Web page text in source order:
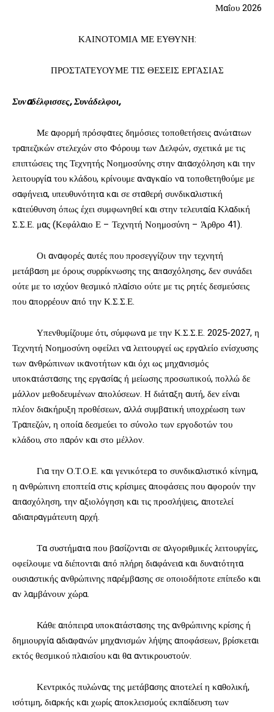
Μαΐου 2026
ΚΑΙΝΟΤΟΜΙΑ ΜΕ ΕΥΘΥΝΗ:
ΠΡΟΣΤΑΤΕΥΟΥΜΕ ΤΙΣ ΘΕΣΕΙΣ ΕΡΓΑΣΙΑΣ
Συναδέλφισσες, Συνάδελφοι,
Με αφορμή πρόσφατες δημόσιες τοποθετήσεις ανώτατων
τραπεζικών στελεχών στο Φόρουμ των Δελφών, σχετικά με τις
επιπτώσεις της Τεχνητής Νοημοσύνης στην απασχόληση και την
λειτουργία του κλάδου, κρίνουμε αναγκαίο να τοποθετηθούμε με
σαφήνεια, υπευθυνότητα και σε σταθερή συνδικαλιστική
κατεύθυνση όπως έχει συμφωνηθεί και στην τελευταία Κλαδική
Σ.Σ.Ε. μας (Κεφάλαιο Ε – Τεχνητή Νοημοσύνη – Άρθρο 41).
Οι αναφορές αυτές που προσεγγίζουν την τεχνητή
μετάβαση με όρους συρρίκνωσης της απασχόλησης, δεν συνάδει
ούτε με το ισχύον θεσμικό πλαίσιο ούτε με τις ρητές δεσμεύσεις
που απορρέουν από την Κ.Σ.Σ.Ε.
Υπενθυμίζουμε ότι, σύμφωνα με την Κ.Σ.Σ.Ε. 2025-2027, η
Τεχνητή Νοημοσύνη οφείλει να λειτουργεί ως εργαλείο ενίσχυσης
των ανθρώπινων ικανοτήτων και όχι ως μηχανισμός
υποκατάστασης της εργασίας ή μείωσης προσωπικού, πολλώ δε
μάλλον μεθοδευμένων απολύσεων. Η διάταξη αυτή, δεν είναι
πλέον διακήρυξη προθέσεων, αλλά συμβατική υποχρέωση των
Τραπεζών, η οποία δεσμεύει το σύνολο των εργοδοτών του
κλάδου, στο παρόν και στο μέλλον.
Για την Ο.Τ.Ο.Ε. και γενικότερα το συνδικαλιστικό κίνημα,
η ανθρώπινη εποπτεία στις κρίσιμες αποφάσεις που αφορούν την
απασχόληση, την αξιολόγηση και τις προσλήψεις, αποτελεί
αδιαπραγμάτευτη αρχή.
Τα συστήματα που βασίζονται σε αλγοριθμικές λειτουργίες,
οφείλουμε να διέπονται από πλήρη διαφάνεια και δυνατότητα
ουσιαστικής ανθρώπινης παρέμβασης σε οποιοδήποτε επίπεδο και
αν λαμβάνουν χώρα.
Κάθε απόπειρα υποκατάστασης της ανθρώπινης κρίσης ή
δημιουργία αδιαφανών μηχανισμών λήψης αποφάσεων, βρίσκεται
εκτός θεσμικού πλαισίου και θα αντικρουστούν.
Κεντρικός πυλώνας της μετάβασης αποτελεί η καθολική,
ισότιμη, διαρκής και χωρίς αποκλεισμούς εκπαίδευση των